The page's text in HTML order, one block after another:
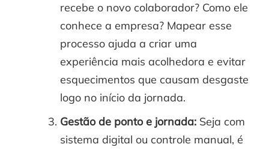
recebe o novo colaborador? Como ele
conhece a empresa? Mapear esse
processo ajuda a criar uma
experiência mais acolhedora e evitar
esquecimentos que causam desgaste
logo no início da jornada.
Gestão de ponto e jornada: Seja com
sistema digital ou controle manual, é